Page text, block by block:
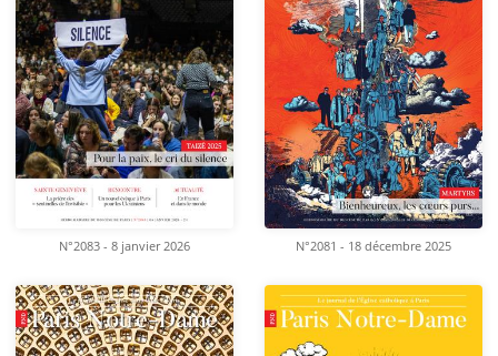
N°2083 - 8 janvier 2026 N°2081 - 18 décembre 2025